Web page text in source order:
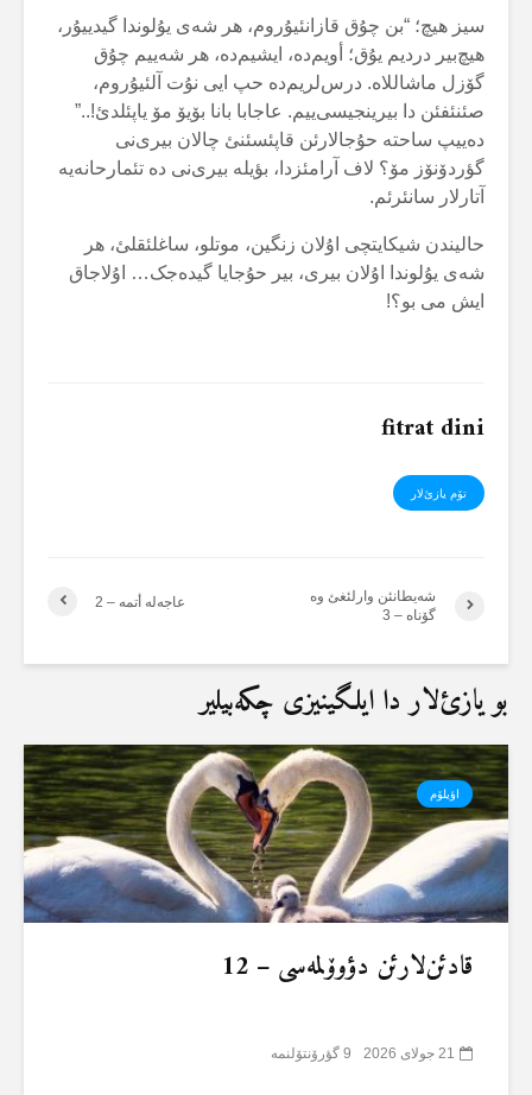
سیز هیچ؛ “بن چۇق قازانئیۇروم، هر شەی یۇلوندا گیدییۇر،
هیچ‌بیر دردیم یۇق؛ أویم‌دە، ایشیم‌دە، هر شەییم چۇق
گۆزل ماشاللاە. درس‌لریم‌دە حپ ایی نۇت آلئیۇروم،
صئنئفئن دا بیرینجیسی‌ییم. عاجابا بانا بۆیۆ مۆ یاپئلدئ!..”
دەییپ ساحتە حۇجالارئن قاپئسئنئ چالان بیری‌نی
گؤردۆنۆز مۆ؟ لاف آرامئزدا، بؤیلە بیری‌نی دە تئمارحانەیە
آتارلار سانئرئم.
حالیندن شیکایتچی اۇلان زنگین، موتلو، ساغلئقلئ، هر
شەی یۇلوندا اۇلان بیری، بیر حۇجایا گیدەجک… اۇلاجاق
ایش می بو؟!
fitrat dini
تۆم یازئ‌لار
عاجەلە أتمە – 2
شەیطانئن وارلئغئ وە
گۆناە – 3
بو یازئ‌لار دا ایلگینیزی چکەبیلیر
اؤیلۆم
قادئن‌لارئن دؤوۆلمەسی – 12
21 جولای 2026 9 گؤرۆنتۆلنمە